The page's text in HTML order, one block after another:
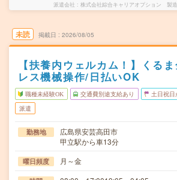
派遣会社 株式会社綜合キャリアオプション 製造
未読 掲載日 2026/08/05
【扶養内ウェルカム！】くる
レス機械操作/日払いOK
職種未経験OK 交通費別途支給あり 土日祝日
派遣
勤務地
広島県安芸高田市
甲立駅から車13分
曜日頻度 月～金